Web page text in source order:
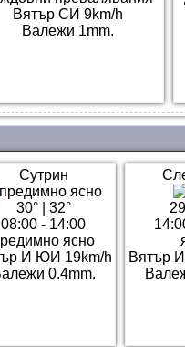
Вятър СИ 9km/h
Валежи 1mm.
Сутрин
30°| 32°
08:00 - 14:00
ясно
И ЮИ 19km/h
0.4mm.
Вятър